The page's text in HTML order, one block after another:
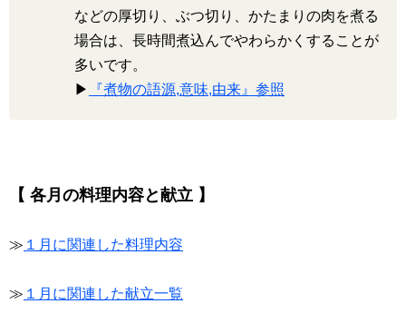
などの厚切り、ぶつ切り、かたまりの肉を煮る
場合は、長時間煮込んでやわらかくすることが
多いです。
▶
『煮物の語源,意味,由来』参照
【 各月の料理内容と献立 】
≫ １月に関連した料理内容
≫ １月に関連した献立一覧